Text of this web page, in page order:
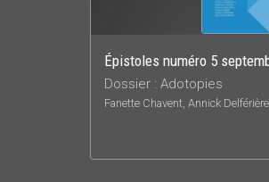
Épistoles numéro 5
Dossier : Adotopies
Fanette Chavent, Annick Delférière